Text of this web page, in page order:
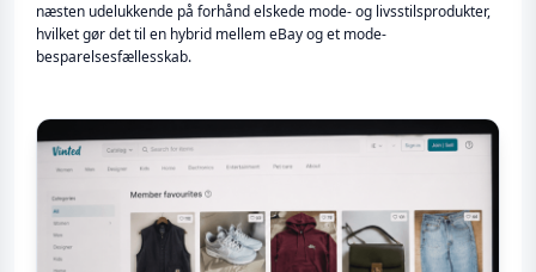
næsten udelukkende på forhånd elskede mode- og livsstilsprodukter,
hvilket gør det til en hybrid mellem eBay og et mode-
besparelsesfællesskab.